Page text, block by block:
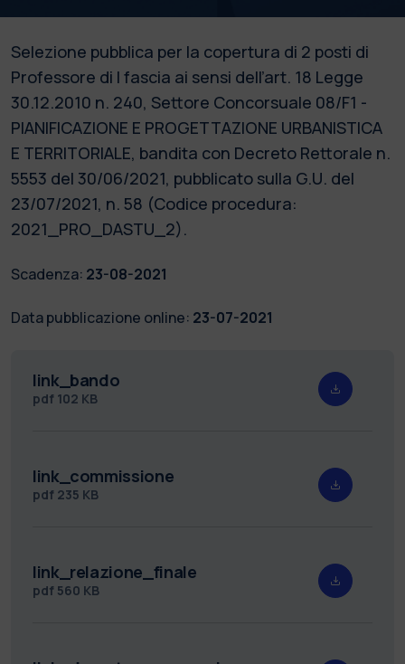
Selezione pubblica per la copertura di 2 posti di
Professore di I fascia ai sensi dell’art. 18 Legge
30.12.2010 n. 240, Settore Concorsuale 08/F1 -
PIANIFICAZIONE E PROGETTAZIONE URBANISTICA
E TERRITORIALE, bandita con Decreto Rettorale n.
5553 del 30/06/2021, pubblicato sulla G.U. del
23/07/2021, n. 58 (Codice procedura:
2021_PRO_DASTU_2).
Scadenza: 23-08-2021
Data pubblicazione online: 23-07-2021
link_bando
pdf 102 KB
link_commissione
pdf 235 KB
link_relazione_finale
pdf 560 KB